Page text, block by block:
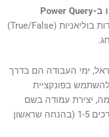
זוהי השיטה הנפוצה ביותר, בה יוצרים עמודות בוליאניות (True/False)
ימי העבודה הם בדרך
יצירת עמודה בשם
שתחזיר True עבור ערכים 1-5 (בהנחה שראשון